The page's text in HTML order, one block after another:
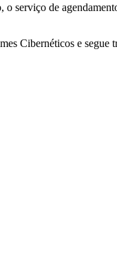
serviço de
Cibernéticos e segue